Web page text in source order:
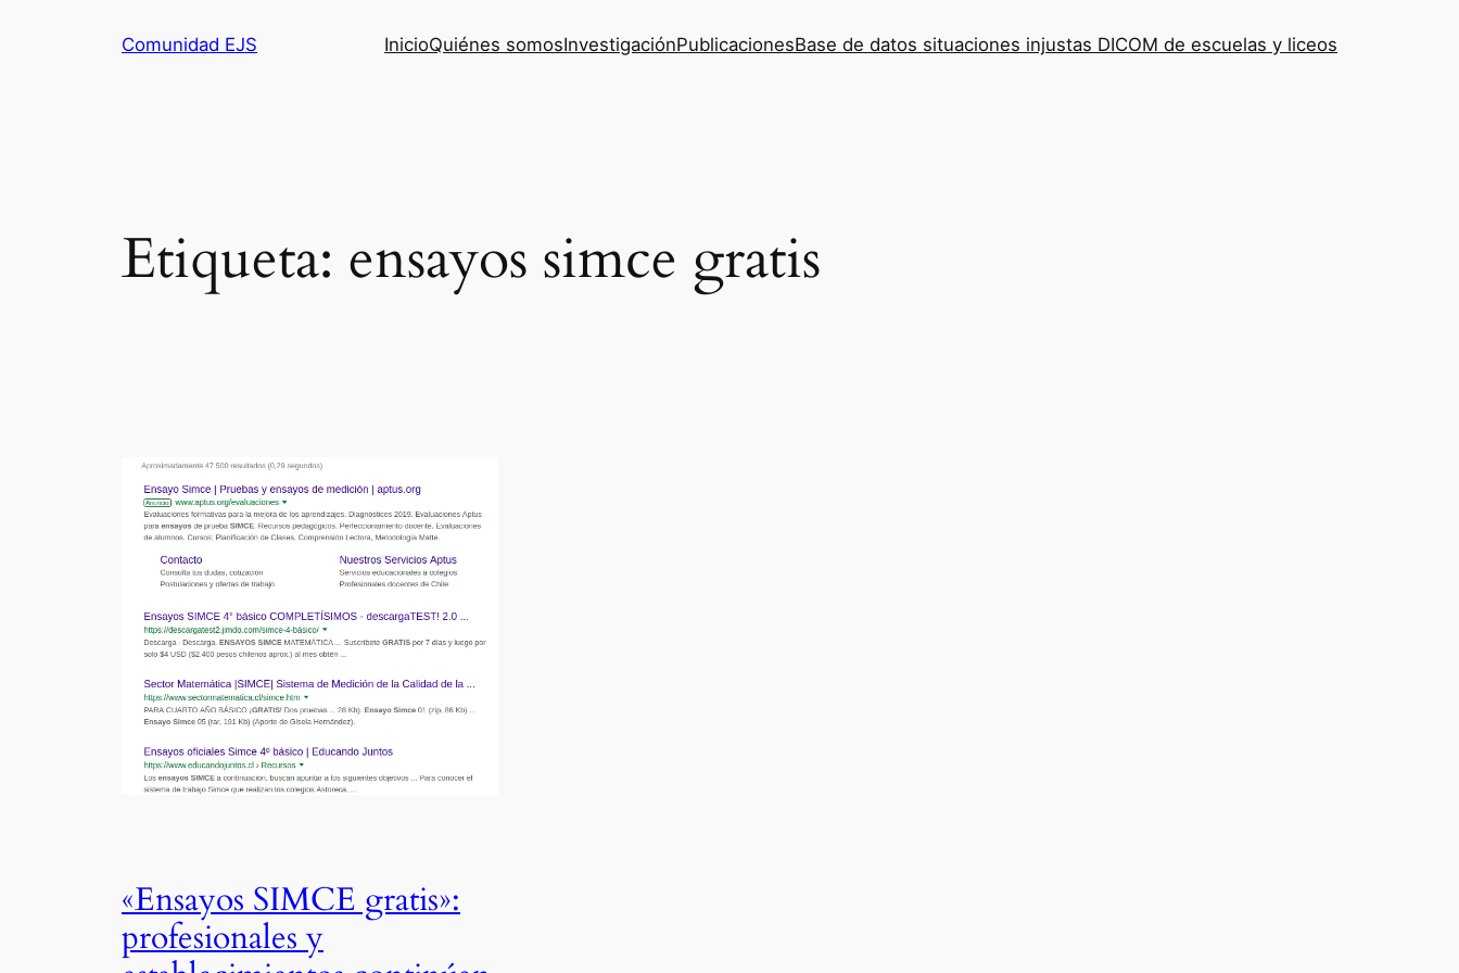
Comunidad EJS InicioQuiénes somosInvestigaciónPublicacionesBase de datos situaciones injustas DICOM de escuelas y liceos
Etiqueta: ensayos simce gratis
«Ensayos SIMCE gratis»:
profesionales y